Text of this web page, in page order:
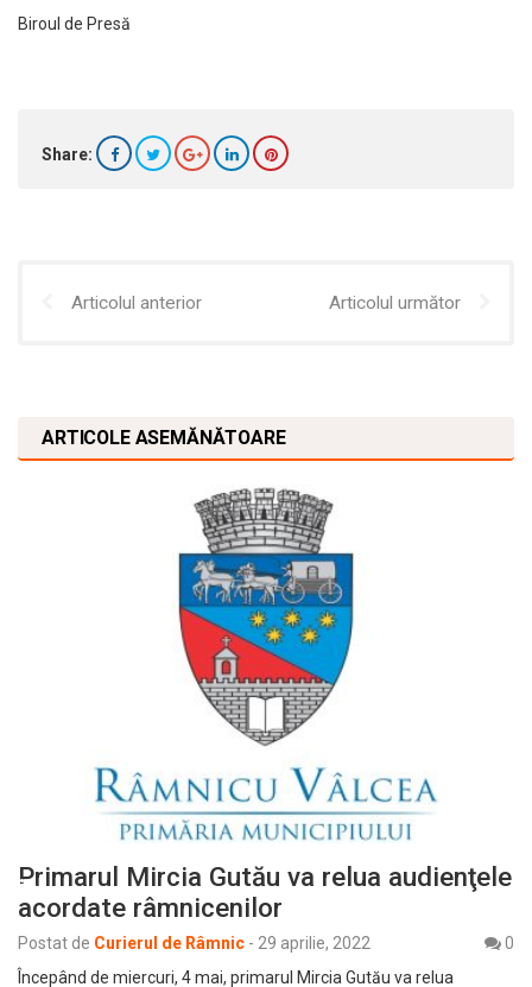
Biroul de Presă
Share:
Articolul anterior Articolul următor
ARTICOLE ASEMĂNĂTOARE
Primarul Mircia Gutău va relua audienţele
acordate râmnicenilor
Postat de Curierul de Râmnic - 29 aprilie, 2022
0
Începând de miercuri, 4 mai, primarul Mircia Gutău va relua